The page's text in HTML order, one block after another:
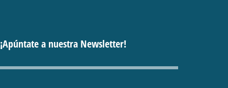
¡Apúntate a nuestra Newsletter!